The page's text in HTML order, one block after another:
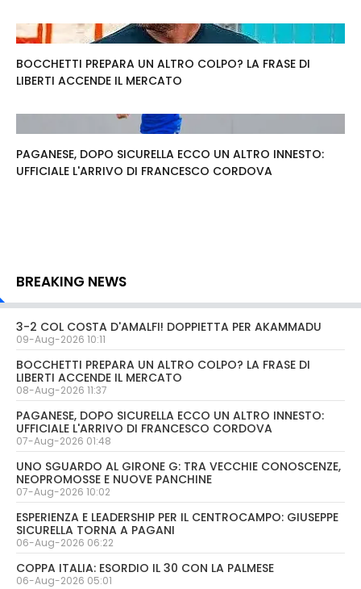
BOCCHETTI PREPARA UN ALTRO COLPO? LA FRASE DI
LIBERTI ACCENDE IL MERCATO
PAGANESE, DOPO SICURELLA ECCO UN ALTRO INNESTO:
UFFICIALE L'ARRIVO DI FRANCESCO CORDOVA
BREAKING NEWS
3-2 COL COSTA D'AMALFI! DOPPIETTA PER AKAMMADU
09-Aug-2026 10:11
BOCCHETTI PREPARA UN ALTRO COLPO? LA FRASE DI
LIBERTI ACCENDE IL MERCATO
08-Aug-2026 11:37
PAGANESE, DOPO SICURELLA ECCO UN ALTRO INNESTO:
UFFICIALE L'ARRIVO DI FRANCESCO CORDOVA
07-Aug-2026 01:48
UNO SGUARDO AL GIRONE G: TRA VECCHIE CONOSCENZE,
NEOPROMOSSE E NUOVE PANCHINE
07-Aug-2026 10:02
ESPERIENZA E LEADERSHIP PER IL CENTROCAMPO: GIUSEPPE
SICURELLA TORNA A PAGANI
06-Aug-2026 06:22
COPPA ITALIA: ESORDIO IL 30 CON LA PALMESE
06-Aug-2026 05:01